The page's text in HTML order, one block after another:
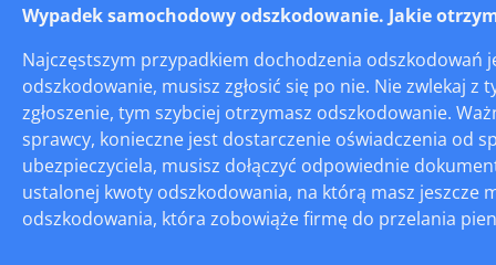
Wypadek samochodowy odszkodowanie. Jakie
Najczęstszym przypadkiem dochodzenia odszkodowań
odszkodowanie, musisz zgłosić się po nie. Nie zwlekaj
zgłoszenie, tym szybciej otrzymasz odszkodowanie.
sprawcy, konieczne jest dostarczenie oświadczenia od
ubezpieczyciela, musisz dołączyć odpowiednie
ustalonej kwoty odszkodowania, na którą masz jeszcze
odszkodowania, która zobowiąże firmę do przelania